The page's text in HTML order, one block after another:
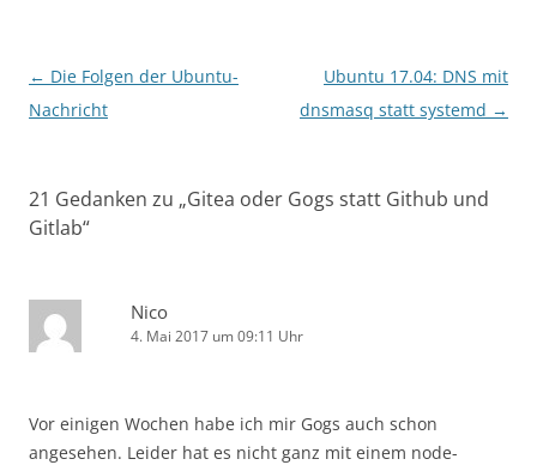
Beitragsnavigation
← Die Folgen der Ubuntu-
Nachricht
Ubuntu 17.04: DNS mit
dnsmasq statt systemd →
21 Gedanken zu „Gitea oder Gogs statt Github und
Gitlab“
Nico
4. Mai 2017 um 09:11 Uhr
Vor einigen Wochen habe ich mir Gogs auch schon
angesehen. Leider hat es nicht ganz mit einem node-